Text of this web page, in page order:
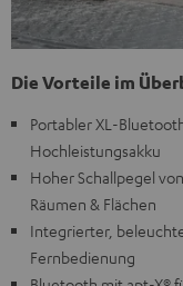
Die Vorteile im
Portabler XL-
Hochleistungsakku
Hoher Schallpegel
Räumen & Flächen
Integrierter,
Fernbedienung